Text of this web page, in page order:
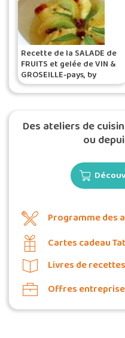
Recette de la SALADE de
FRUITS et gelée de VIN &
GROSEILLE-pays, by
Katreen
Des ateliers de
ou
Programme des
Cartes cadeau
Livres de recettes
Offres